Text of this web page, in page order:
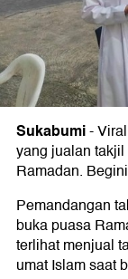
Sukabumi-
yang jualan
Ramadan.
Pemandangan
buka puasa
terlihat menjual
umat Islam saat